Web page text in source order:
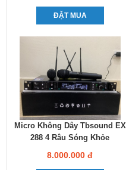
ĐẶT MUA
Micro Không Dây Tbsound EX
288 4 Râu Sóng Khỏe
8.000.000 đ